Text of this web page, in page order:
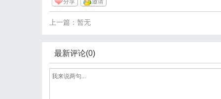
分享 邀请
上一篇：暂无
最新评论(0)